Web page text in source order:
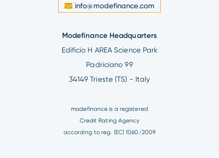
info@modefinance.com
Modefinance Headquarters
Edificio H AREA Science Park
Padriciano 99
34149 Trieste (TS) - Italy
modefinance is a registered
Credit Rating Agency
according to reg. (EC) 1060/2009